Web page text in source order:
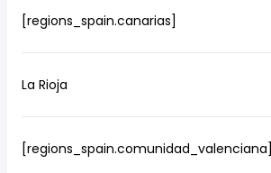
[regions_spain.canarias]
La Rioja
[regions_spain.comunidad_valenciana]